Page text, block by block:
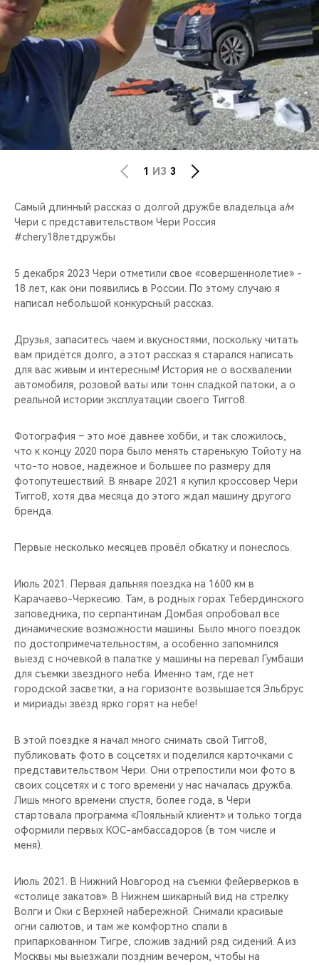
CHERY И СПОРТ
НАШИ МЕРОПРИЯТИЯ
ВИДЕООБЗОРЫ
CHERY ДЛЯ ДЕТЕЙ
1 ИЗ 3
Самый длинный рассказ о долгой дружбе владельца а/м
Чери с представительством Чери Россия
#chery18летдружбы
5 декабря 2023 Чери отметили свое «совершеннолетие» -
18 лет, как они появились в России. По этому случаю я
написал небольшой конкурсный рассказ.
Друзья, запаситесь чаем и вкусностями, поскольку читать
вам придётся долго, а этот рассказ я старался написать
для вас живым и интересным! История не о восхвалении
автомобиля, розовой ваты или тонн сладкой патоки, а о
реальной истории эксплуатации своего Тигго8.
Фотография – это моё давнее хобби, и так сложилось,
что к концу 2020 пора было менять старенькую Тойоту на
что-то новое, надёжное и большее по размеру для
фотопутешествий. В январе 2021 я купил кроссовер Чери
Тигго8, хотя два месяца до этого ждал машину другого
бренда.
Первые несколько месяцев провёл обкатку и понеслось.
Июль 2021. Первая дальняя поездка на 1600 км в
Карачаево-Черкесию. Там, в родных горах Тебердинского
заповедника, по серпантинам Домбая опробовал все
динамические возможности машины. Было много поездок
по достопримечательностям, а особенно запомнился
выезд с ночевкой в палатке у машины на перевал Гумбаши
для съемки звездного неба. Именно там, где нет
городской засветки, а на горизонте возвышается Эльбрус
и мириады звёзд ярко горят на небе!
В этой поездке я начал много снимать свой Тигго8,
публиковать фото в соцсетях и поделился карточками с
представительством Чери. Они отрепостили мои фото в
своих соцсетях и с того времени у нас началась дружба.
Лишь много времени спустя, более года, в Чери
стартовала программа «Лояльный клиент» и только тогда
оформили первых КОС-амбассадоров (в том числе и
меня).
Июль 2021. В Нижний Новгород на съемки фейерверков в
«столице закатов». В Нижнем шикарный вид на стрелку
Волги и Оки с Верхней набережной. Снимали красивые
огни салютов, и там же комфортно спали в
припаркованном Тигре, сложив задний ряд сидений. А из
Москвы мы выезжали поздним вечером, чтобы на